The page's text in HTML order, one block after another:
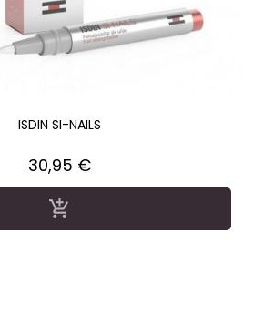
ISDIN SI-NAILS
Precio
30,95 €
